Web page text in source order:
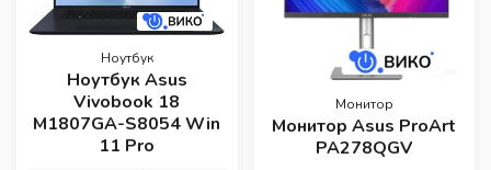
Ноутбук
Ноутбук Asus
Vivobook 18
M1807GA-S8054 Win
11 Pro
Монитор
Монитор Asus ProArt
PA278QGV